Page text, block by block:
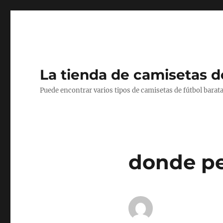
La tienda de camisetas
Puede encontrar varios tipos de camisetas de fútbol
donde